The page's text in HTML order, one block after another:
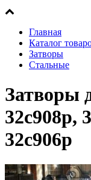
Главная
Каталог
Затворы
Стальные
Затворы
32с908р,
32с906р